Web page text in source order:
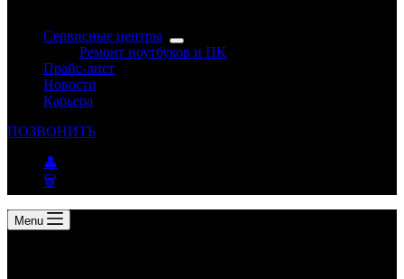
Сервисные центры
Ремонт ноутбуков и ПК
Прайс-лист
Новости
Карьера
ПОЗВОНИТЬ
👤
🗑
Menu